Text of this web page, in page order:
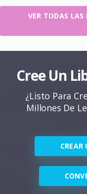
VER TODAS
Cree Un
¿Listo Para
Millones De